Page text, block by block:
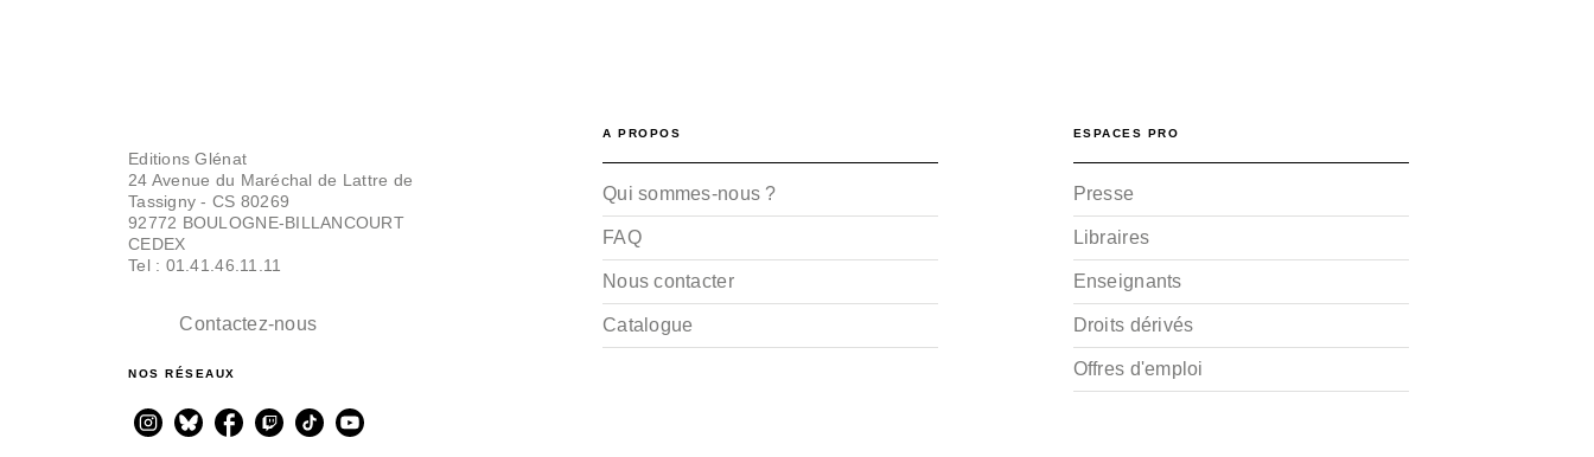
Editions Glénat
24 Avenue du Maréchal de Lattre de
Tassigny - CS 80269
92772 BOULOGNE-BILLANCOURT
CEDEX
Tel : 01.41.46.11.11
Contactez-nous
NOS RÉSEAUX
A PROPOS
Qui sommes-nous ?
FAQ
Nous contacter
Catalogue
ESPACES PRO
Presse
Libraires
Enseignants
Droits dérivés
Offres d'emploi